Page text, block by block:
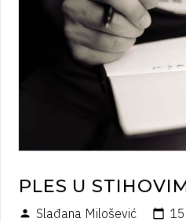
PLES U
person Slađana Milošević calendar_today